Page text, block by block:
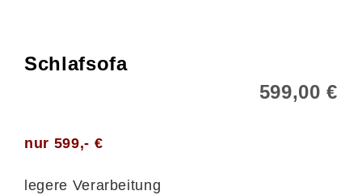
Schlafsofa
599,00 €
nur 599,- €
legere Verarbeitung